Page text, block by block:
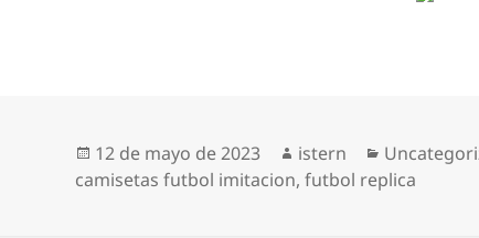
Publicado
el
12 de mayo de 2023 Autor
istern Categorías
camisetas futbol imitacion,futbol replica